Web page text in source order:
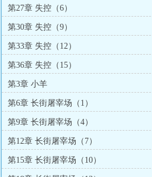
第27章 失控（6）
第30章 失控（9）
第33章 失控（12）
第36章 失控（15）
第3章 小羊
第6章 长街屠宰场（1）
第9章 长街屠宰场（4）
第12章 长街屠宰场（7）
第15章 长街屠宰场（10）